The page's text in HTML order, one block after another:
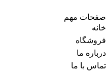
صفحات مهم
خانه
فروشگاه
درباره ما
تماس با ما